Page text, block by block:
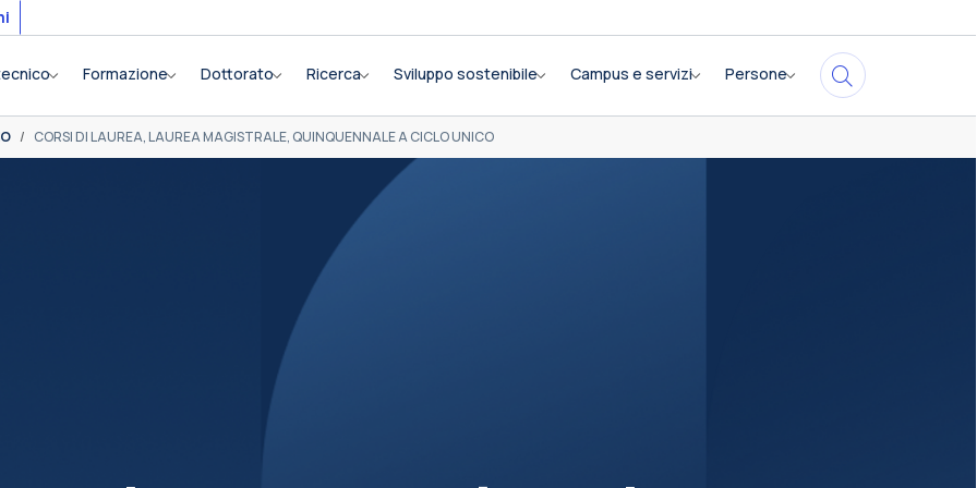
Formazione Dottorato Ricerca Sviluppo sostenibile Campus e servizi Persone
CORSI DI LAUREA, LAUREA MAGISTRALE, QUINQUENNALE A CICLO UNICO